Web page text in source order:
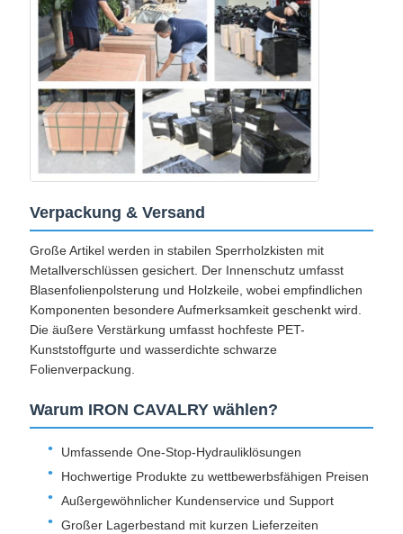
Verpackung & Versand
Große Artikel werden in stabilen Sperrholzkisten mit
Metallverschlüssen gesichert. Der Innenschutz umfasst
Blasenfolienpolsterung und Holzkeile, wobei empfindlichen
Komponenten besondere Aufmerksamkeit geschenkt wird.
Die äußere Verstärkung umfasst hochfeste PET-
Kunststoffgurte und wasserdichte schwarze
Folienverpackung.
Warum IRON CAVALRY wählen?
Umfassende One-Stop-Hydrauliklösungen
Hochwertige Produkte zu wettbewerbsfähigen Preisen
Außergewöhnlicher Kundenservice und Support
Großer Lagerbestand mit kurzen Lieferzeiten